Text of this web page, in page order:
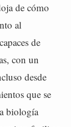
de cómo
al
de
con un
desde
que se
biología